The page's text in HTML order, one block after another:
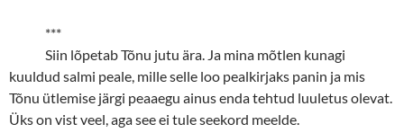
***
Siin lõpetab Tõnu jutu ära. Ja mina mõtlen kunagi
kuuldud salmi peale, mille selle loo pealkirjaks panin ja mis
Tõnu ütlemise järgi peaaegu ainus enda tehtud luuletus olevat.
Üks on vist veel, aga see ei tule seekord meelde.